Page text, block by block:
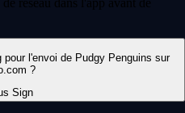
réseau dans l'app avant de
l'envoi de Pudgy Penguins sur
?